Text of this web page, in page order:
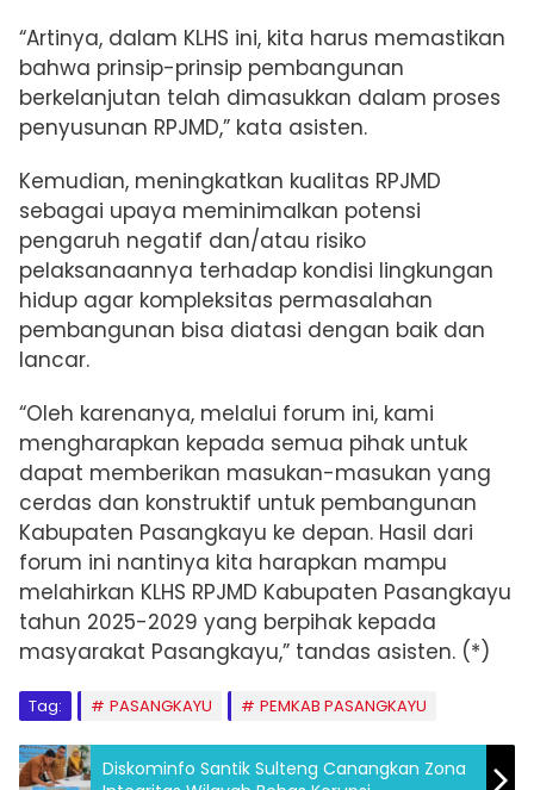
“Artinya, dalam KLHS ini, kita harus memastikan
bahwa prinsip-prinsip pembangunan
berkelanjutan telah dimasukkan dalam proses
penyusunan RPJMD,” kata asisten.
Kemudian, meningkatkan kualitas RPJMD
sebagai upaya meminimalkan potensi
pengaruh negatif dan/atau risiko
pelaksanaannya terhadap kondisi lingkungan
hidup agar kompleksitas permasalahan
pembangunan bisa diatasi dengan baik dan
lancar.
“Oleh karenanya, melalui forum ini, kami
mengharapkan kepada semua pihak untuk
dapat memberikan masukan-masukan yang
cerdas dan konstruktif untuk pembangunan
Kabupaten Pasangkayu ke depan. Hasil dari
forum ini nantinya kita harapkan mampu
melahirkan KLHS RPJMD Kabupaten Pasangkayu
tahun 2025-2029 yang berpihak kepada
masyarakat Pasangkayu,” tandas asisten. (*)
Tag: PASANGKAYU PEMKAB PASANGKAYU
Diskominfo Santik Sulteng Canangkan Zona